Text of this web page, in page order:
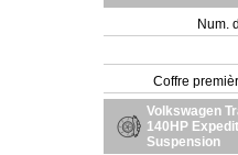
Num.
Coffre
Volkswagen
140HP
Suspension